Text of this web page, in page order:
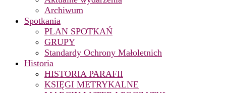
Archiwum
Spotkania
PLAN SPOTKAŃ
GRUPY
Standardy Ochrony Małoletnich
Historia
HISTORIA PARAFII
KSIĘGI METRYKALNE